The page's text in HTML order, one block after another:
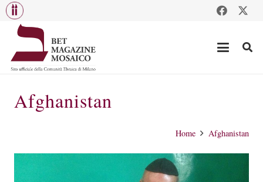
Afghanistan
Home Afghanistan